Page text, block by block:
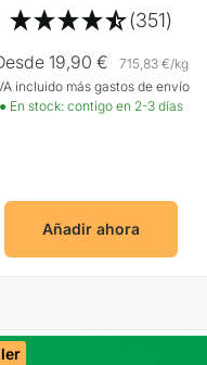
(351)
19,90 € 715,83 €/kg
incluido más gastos de envío
● En stock: contigo en 2-3 días
Añadir ahora